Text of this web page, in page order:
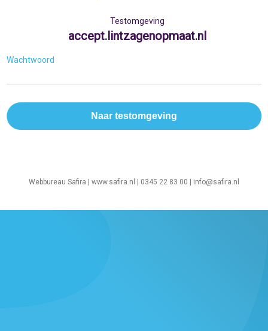
Testomgeving
accept.lintzagenopmaat.nl
Wachtwoord
Webbureau Safira | www.safira.nl | 0345 22 83 00 | info@safira.nl